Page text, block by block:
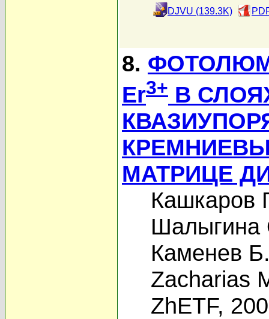
DJVU (139.3K)
8.
Er3+ В
МАТРИЦЕ
Кашкаров
Каменев
Zacharias
ZhETF,